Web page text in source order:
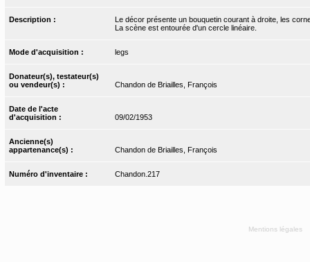
Description :
Le décor présente un bouquetin courant à droite, les
La scène est entourée d'un cercle linéaire.
Mode d'acquisition : legs
Donateur(s), testateur(s)
ou vendeur(s) :
Chandon de Briailles, François
Date de l'acte
d'acquisition :
09/02/1953
Ancienne(s)
appartenance(s) :
Chandon de Briailles, François
Numéro d'inventaire : Chandon.217
Mentions légales